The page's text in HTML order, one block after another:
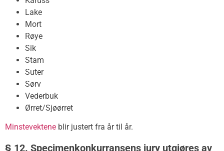
Lake
Mort
Røye
Sik
Stam
Suter
Sørv
Vederbuk
Ørret/Sjøørret
Minstevektene blir justert fra år til år.
§ 12. Specimenkonkurransens jury utgjøres av